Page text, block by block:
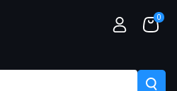
0